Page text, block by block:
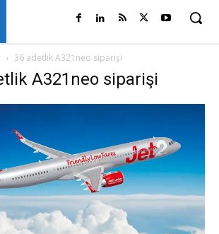
36 adetlik A321neo siparişi
A321neo siparişi